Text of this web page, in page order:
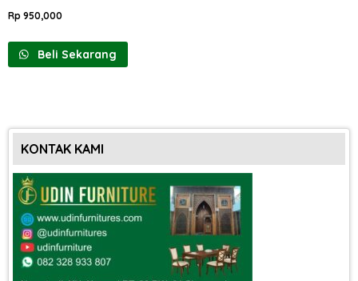
Rp 950,000
Beli Sekarang
KONTAK KAMI